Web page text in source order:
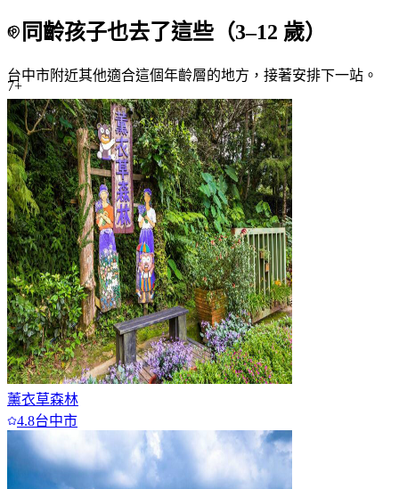
6
7+
同齡孩子也去了這些（3–12 歲）
台中市附近其他適合這個年齡層的地方，接著安排下一站。
薰衣草森林
4.8台中市